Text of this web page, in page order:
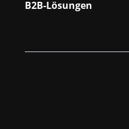
B2B-Lösungen